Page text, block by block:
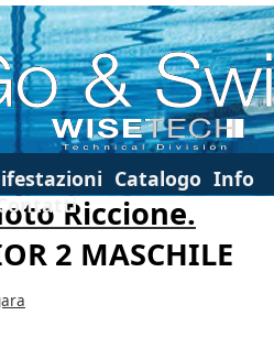
Catalogo Info
Riccione.
2 MASCHILE